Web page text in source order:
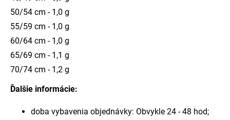
50/54 cm - 1,0 g
55/59 cm - 1,0 g
60/64 cm - 1,0 g
65/69 cm - 1,1 g
70/74 cm - 1,2 g
Ďalšie informácie:
doba vybavenia objednávky: Obvykle 24 - 48 hod;